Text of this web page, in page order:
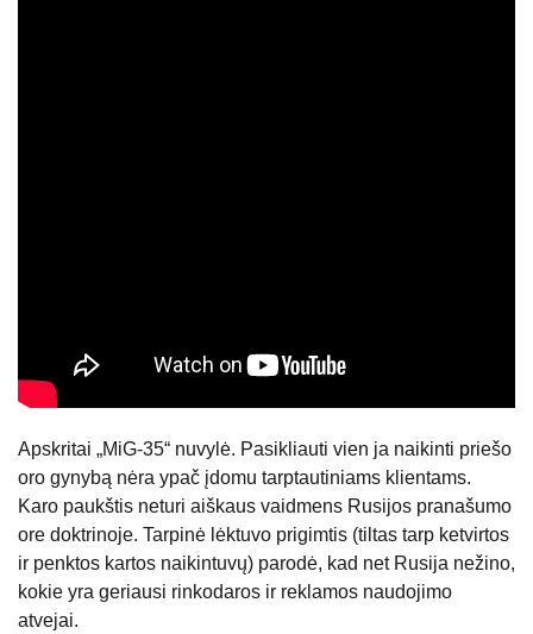
Apskritai „MiG-35“ nuvylė. Pasikliauti vien ja naikinti priešo
oro gynybą nėra ypač įdomu tarptautiniams klientams.
Karo paukštis neturi aiškaus vaidmens Rusijos pranašumo
ore doktrinoje. Tarpinė lėktuvo prigimtis (tiltas tarp ketvirtos
ir penktos kartos naikintuvų) parodė, kad net Rusija nežino,
kokie yra geriausi rinkodaros ir reklamos naudojimo
atvejai.